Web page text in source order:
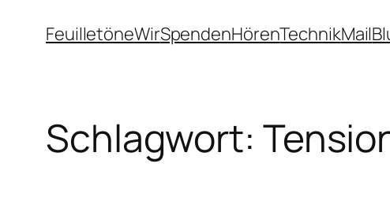
InhaltFeuilletöneWirSpendenHörenTechnikMail
Schlagwort: